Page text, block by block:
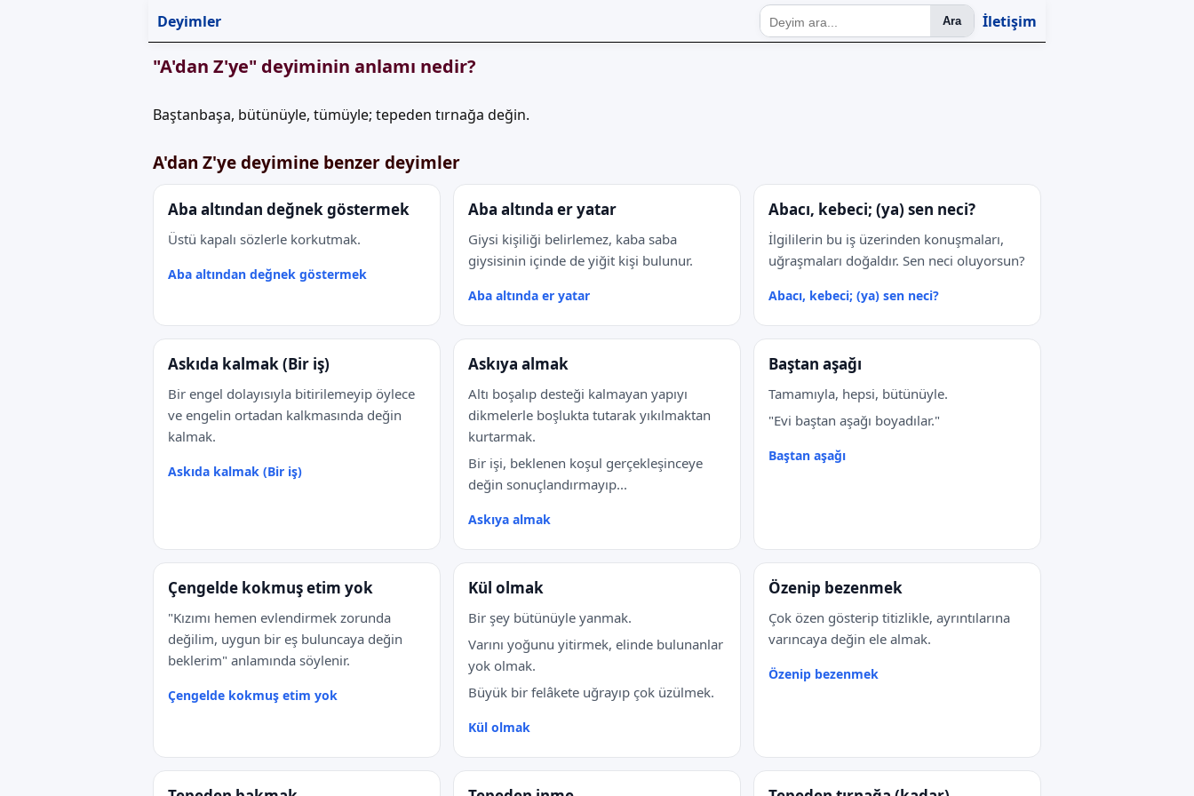
Deyimler Ara İletişim
"A'dan Z'ye" deyiminin anlamı nedir?
Baştanbaşa, bütünüyle, tümüyle; tepeden tırnağa değin.
A'dan Z'ye deyimine benzer deyimler
Aba altından değnek göstermek
Üstü kapalı sözlerle korkutmak.
Aba altından değnek göstermek
Aba altında er yatar
Giysi kişiliği belirlemez, kaba saba
giysisinin içinde de yiğit kişi bulunur.
Aba altında er yatar
Abacı, kebeci; (ya) sen neci?
İlgililerin bu iş üzerinden konuşmaları,
uğraşmaları doğaldır. Sen neci oluyorsun?
Abacı, kebeci; (ya) sen neci?
Askıda kalmak (Bir iş)
Bir engel dolayısıyla bitirilemeyip öylece
ve engelin ortadan kalkmasında değin
kalmak.
Askıda kalmak (Bir iş)
Askıya almak
Altı boşalıp desteği kalmayan yapıyı
dikmelerle boşlukta tutarak yıkılmaktan
kurtarmak.
Bir işi, beklenen koşul gerçekleşinceye
değin sonuçlandırmayıp...
Askıya almak
Baştan aşağı
Tamamıyla, hepsi, bütünüyle.
"Evi baştan aşağı boyadılar."
Baştan aşağı
Çengelde kokmuş etim yok
"Kızımı hemen evlendirmek zorunda
değilim, uygun bir eş buluncaya değin
beklerim" anlamında söylenir.
Çengelde kokmuş etim yok
Kül olmak
Bir şey bütünüyle yanmak.
Varını yoğunu yitirmek, elinde bulunanlar
yok olmak.
Büyük bir felâkete uğrayıp çok üzülmek.
Kül olmak
Özenip bezenmek
Çok özen gösterip titizlikle, ayrıntılarına
varıncaya değin ele almak.
Özenip bezenmek